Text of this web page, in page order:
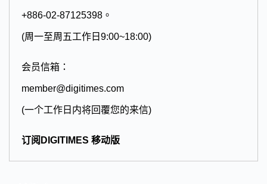
+886-02-87125398。
(周一至周五工作日9:00~18:00)
会员信箱：
member@digitimes.com
(一个工作日内将回覆您的来信)
订阅DIGITIMES 移动版